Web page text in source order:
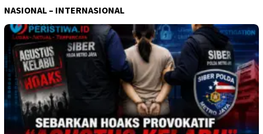
NASIONAL – INTERNASIONAL